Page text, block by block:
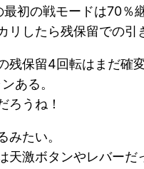
初の戦モードは70％継
リしたら残保留での引
残保留4回転はまだ確
ある。
ろうね！
みたい。
天激ボタンやレバー